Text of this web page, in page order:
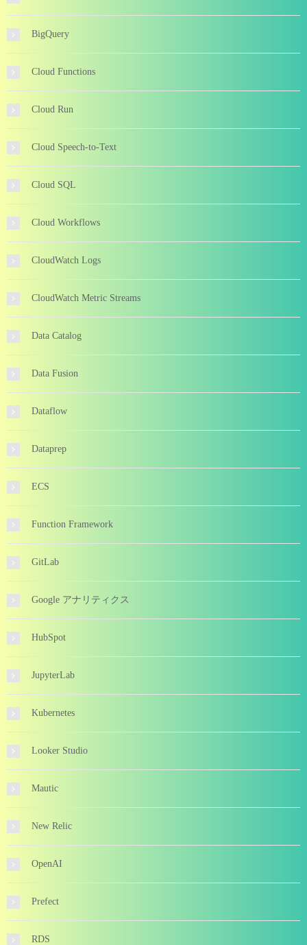
BigQuery
Cloud Functions
Cloud Run
Cloud Speech-to-Text
Cloud SQL
Cloud Workflows
CloudWatch Logs
CloudWatch Metric Streams
Data Catalog
Data Fusion
Dataflow
Dataprep
ECS
Function Framework
GitLab
Google アナリティクス
HubSpot
JupyterLab
Kubernetes
Looker Studio
Mautic
New Relic
OpenAI
Prefect
RDS